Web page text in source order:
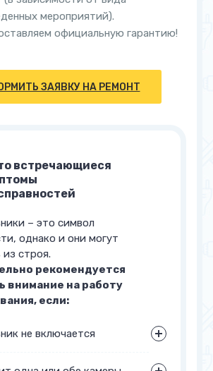
мероприятий).
официальную гарантию!
ЗАЯВКУ НА РЕМОНТ
встречающиеся
– это символ
однако и они могут
строя.
рекомендуется
внимание на работу
если:
не включается